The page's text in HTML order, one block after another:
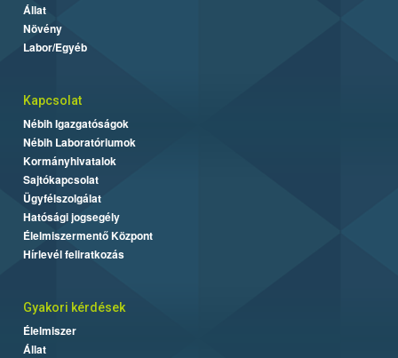
Állat
Növény
Labor/Egyéb
Kapcsolat
Nébih Igazgatóságok
Nébih Laboratóriumok
Kormányhivatalok
Sajtókapcsolat
Ügyfélszolgálat
Hatósági jogsegély
Élelmiszermentő Központ
Hírlevél feliratkozás
Gyakori kérdések
Élelmiszer
Állat